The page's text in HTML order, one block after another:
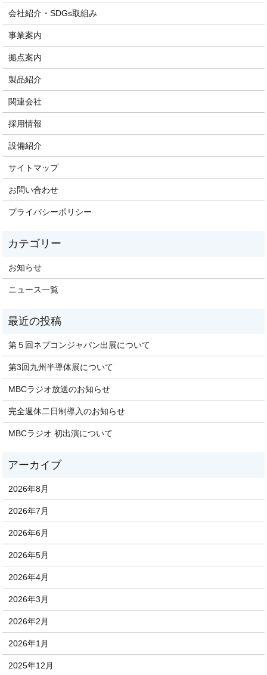
会社紹介・SDGs取組み
事業案内
拠点案内
製品紹介
関連会社
採用情報
設備紹介
サイトマップ
お問い合わせ
プライバシーポリシー
お知らせ
ニュース一覧
第５回ネプコンジャパン出展について
第3回九州半導体展について
MBCラジオ放送のお知らせ
完全週休二日制導入のお知らせ
MBCラジオ 初出演について
2026年8月
2026年7月
2026年6月
2026年5月
2026年4月
2026年3月
2026年2月
2026年1月
2025年12月